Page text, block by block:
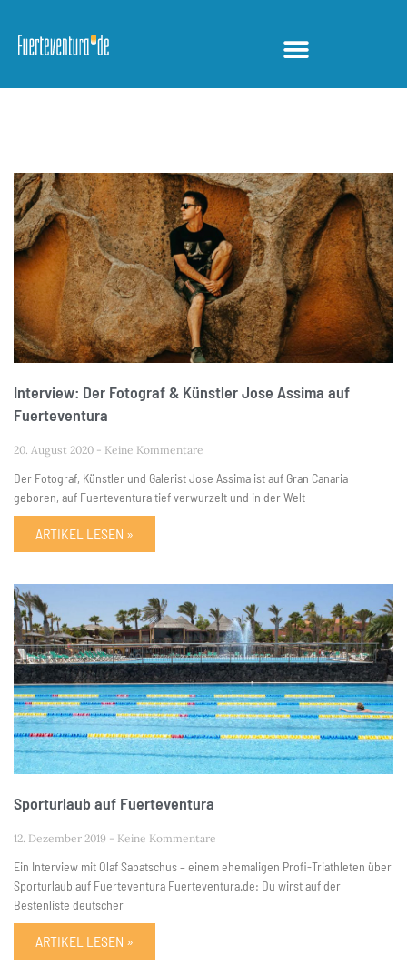
REDAKTIONSTIPPS
Interview: Der Fotograf & Künstler Jose Assima auf
Fuerteventura
20. August 2020 Keine Kommentare
Der Fotograf, Künstler und Galerist Jose Assima ist auf Gran Canaria
geboren, auf Fuerteventura tief verwurzelt und in der Welt
ARTIKEL LESEN »
Sporturlaub auf Fuerteventura
12. Dezember 2019 Keine Kommentare
Ein Interview mit Olaf Sabatschus – einem ehemaligen Profi-Triathleten über
Sporturlaub auf Fuerteventura Fuerteventura.de: Du wirst auf der
Bestenliste deutscher
ARTIKEL LESEN »